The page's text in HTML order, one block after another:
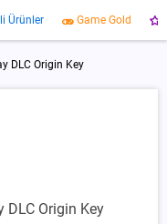
Ürünler Game Gold
DLC Origin Key
DLC Origin Key